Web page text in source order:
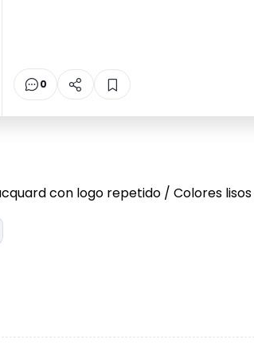
0
con logo repetido / Colores